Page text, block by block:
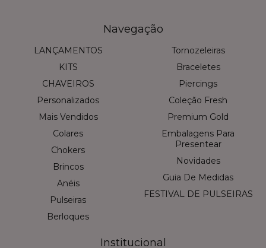
Navegação
LANÇAMENTOS
KITS
CHAVEIROS
Personalizados
Mais Vendidos
Colares
Chokers
Brincos
Anéis
Pulseiras
Berloques
Tornozeleiras
Braceletes
Piercings
Coleção Fresh
Premium Gold
Embalagens Para
Presentear
Novidades
Guia De Medidas
FESTIVAL DE PULSEIRAS
Institucional